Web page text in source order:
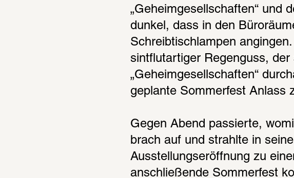
„Geheimgesellschaften“ und
dunkel, dass in den
Schreibtischlampen
sintflutartiger Regenguss,
„Geheimgesellschaften“
geplante Sommerfest Anlass
Gegen Abend passierte,
brach auf und strahlte in
Ausstellungseröffnung zu
anschließende Sommerfest